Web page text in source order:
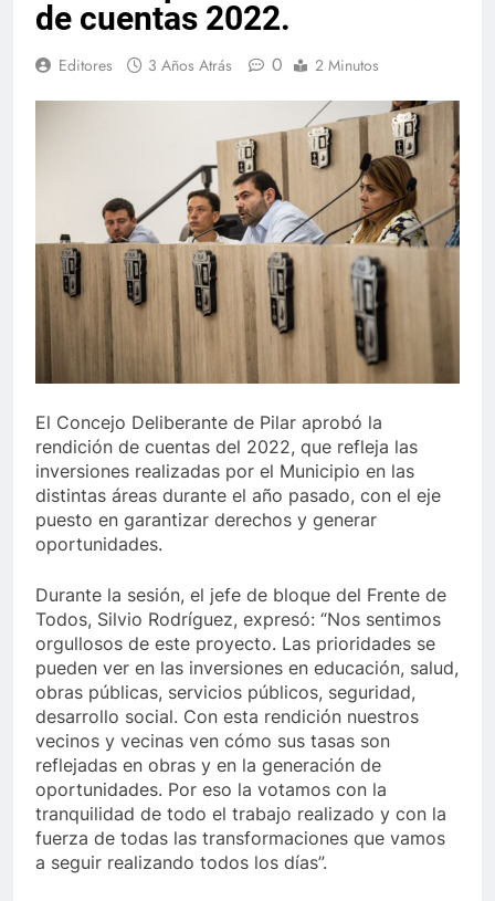
de cuentas 2022.
Editores 3 Años Atrás 0 2 Minutos
El Concejo Deliberante de Pilar aprobó la
rendición de cuentas del 2022, que refleja las
inversiones realizadas por el Municipio en las
distintas áreas durante el año pasado, con el eje
puesto en garantizar derechos y generar
oportunidades.
Durante la sesión, el jefe de bloque del Frente de
Todos, Silvio Rodríguez, expresó: “Nos sentimos
orgullosos de este proyecto. Las prioridades se
pueden ver en las inversiones en educación, salud,
obras públicas, servicios públicos, seguridad,
desarrollo social. Con esta rendición nuestros
vecinos y vecinas ven cómo sus tasas son
reflejadas en obras y en la generación de
oportunidades. Por eso la votamos con la
tranquilidad de todo el trabajo realizado y con la
fuerza de todas las transformaciones que vamos
a seguir realizando todos los días”.